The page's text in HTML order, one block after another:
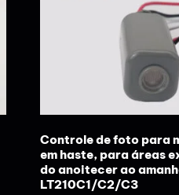
Controle de foto para
em haste, para áreas
do anoitecer ao
LT210C1/C2/C3